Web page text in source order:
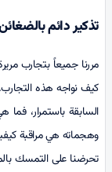
تذكير دائم
مررنا جميعاً بتجارب
كيف نواجه هذه التجارب.
السابقة باستمرار،
وهجماته هي مراقبة
تحرضنا على التمسك